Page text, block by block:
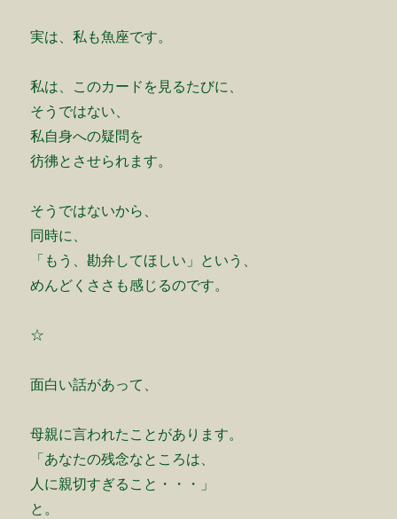
実は、私も魚座です。
私は、このカードを見るたびに、
そうではない、
私自身への疑問を
彷彿とさせられます。
そうではないから、
同時に、
「もう、勘弁してほしい」という、
めんどくささも感じるのです。
☆
面白い話があって、
母親に言われたことがあります。
「あなたの残念なところは、
人に親切すぎること・・・」
と。